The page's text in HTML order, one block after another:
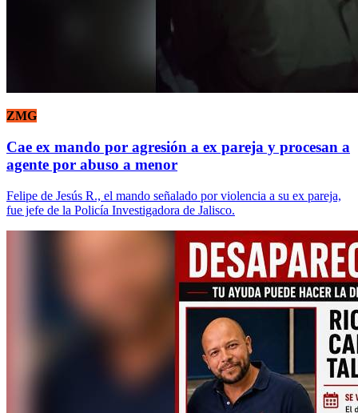
ZMG
Cae ex mando por agresión a ex pareja y procesan a
agente por abuso a menor
Felipe de Jesús R., el mando señalado por violencia a su ex pareja,
fue jefe de la Policía Investigadora de Jalisco.